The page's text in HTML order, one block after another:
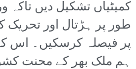
کمیٹیاں تشکیل دیں
طور پر ہڑتال اور
پر فیصلہ کرسکیں۔ اس
ہم ملک بھر کے محنت